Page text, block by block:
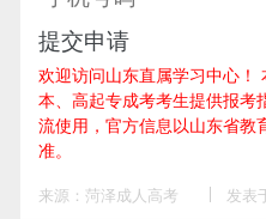
提交申请
欢迎访问山东直属学习中心！
本、高起专成考考生提供报考
流使用，官方信息以山东省教
准。
来源：菏泽成人高考 发表